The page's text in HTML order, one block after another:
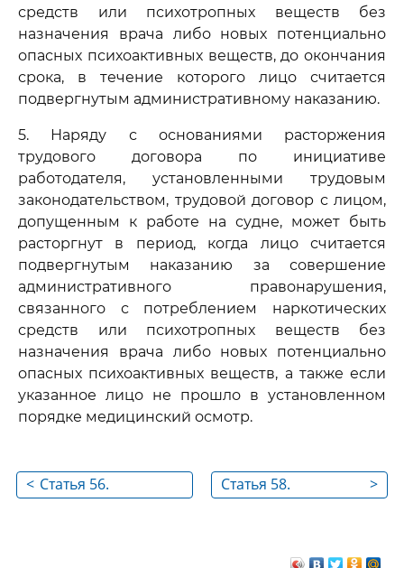
средств или психотропных веществ без
назначения врача либо новых потенциально
опасных психоактивных веществ, до окончания
срока, в течение которого лицо считается
подвергнутым административному наказанию.
5. Наряду с основаниями расторжения
трудового договора по инициативе
работодателя, установленными трудовым
законодательством, трудовой договор с лицом,
допущенным к работе на судне, может быть
расторгнут в период, когда лицо считается
подвергнутым наказанию за совершение
административного правонарушения,
связанного с потреблением наркотических
средств или психотропных веществ без
назначения врача либо новых потенциально
опасных психоактивных веществ, а также если
указанное лицо не прошло в установленном
порядке медицинский осмотр.
< Статья 56.
>
Статья 58.